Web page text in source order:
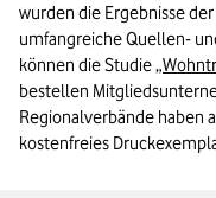
wurden die Ergebnisse
umfangreiche Quellen-
können die Studie
bestellen
Regionalverbände haben
kostenfreies